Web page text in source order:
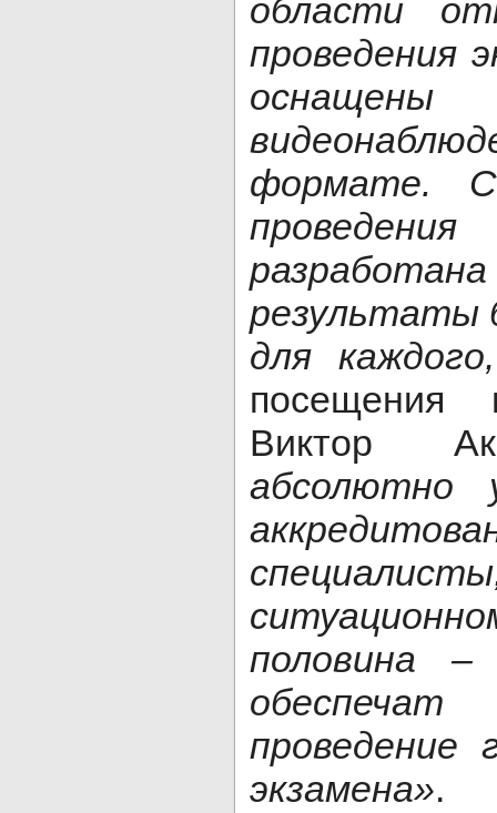
области
проведения
формате.
результаты
для каждого,
посещения
Виктор
абсолютно
половина
проведение
экзамена».